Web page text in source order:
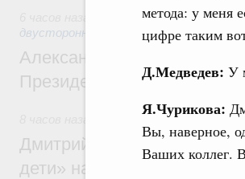
метода: у меня
цифре таким
Д.Медведев: У
Я.Чурикова:
Вы, наверное,
Ваших коллег.
Экономические
двусторонней основе
Александр Новак
Президента Южной
Молодёжная политика
Дмитрий Чернышенко: В
дети» на форуме «Машук»